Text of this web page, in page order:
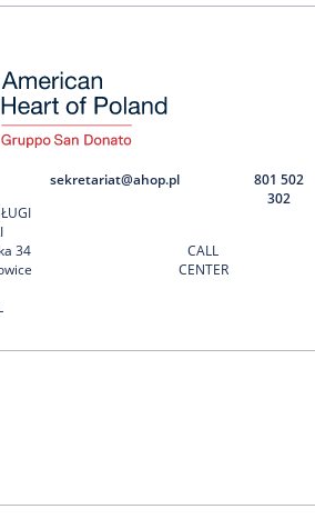
34
sekretariat@ahop.pl
CALL
CENTER
801 502
302